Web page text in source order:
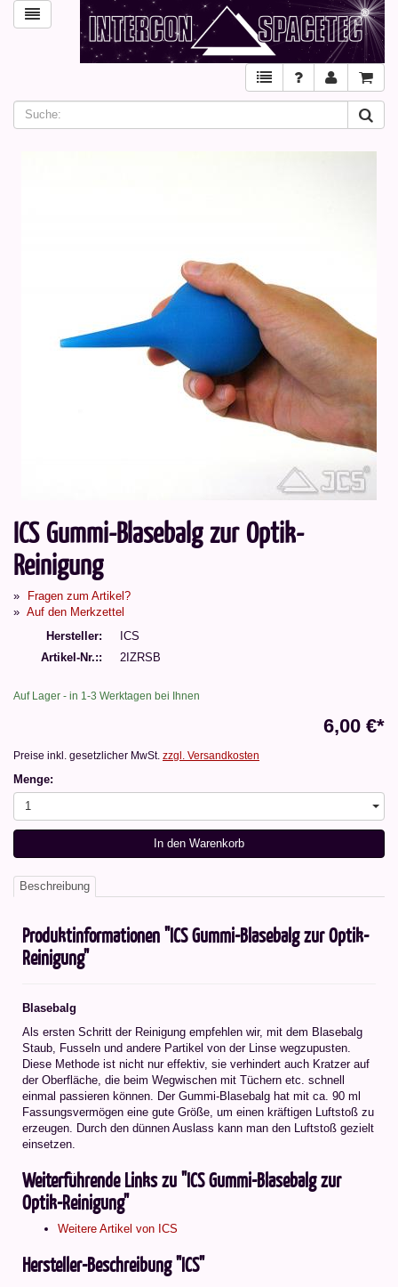
ICS Gummi-Blasebalg zur Optik-
Reinigung
Fragen zum Artikel?
Auf den Merkzettel
Hersteller
ICS
Artikel-Nr.:
2IZRSB
Auf Lager - in 1-3 Werktagen bei Ihnen
6,00 €*
Preise inkl. gesetzlicher MwSt. zzgl. Versandkosten
Menge:
1
In den Warenkorb
Beschreibung
Produktinformationen "ICS Gummi-Blasebalg zur Optik-
Reinigung"
Blasebalg
Als ersten Schritt der Reinigung empfehlen wir, mit dem Blasebalg
Staub, Fusseln und andere Partikel von der Linse wegzupusten.
Diese Methode ist nicht nur effektiv, sie verhindert auch Kratzer auf
der Oberfläche, die beim Wegwischen mit Tüchern etc. schnell
einmal passieren können. Der Gummi-Blasebalg hat mit ca. 90 ml
Fassungsvermögen eine gute Größe, um einen kräftigen Luftstoß zu
erzeugen. Durch den dünnen Auslass kann man den Luftstoß gezielt
einsetzen.
Weiterführende Links zu "ICS Gummi-Blasebalg zur
Optik-Reinigung"
Weitere Artikel von ICS
Hersteller-Beschreibung "ICS"